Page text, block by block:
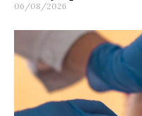
06/08/2026